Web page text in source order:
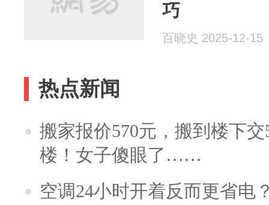
巧
百晓史 2025-12-15
热点新闻
搬家报价570元，搬到楼下
楼！女子傻眼了……
空调24小时开着反而更省电